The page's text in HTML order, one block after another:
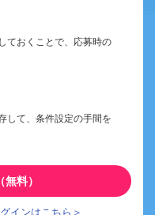
ておくことで、応募時の
して、条件設定の手間を
料）
インはこちら＞